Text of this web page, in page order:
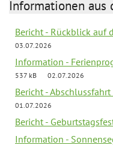
Informationen aus
Bericht - Rückblick auf
03.07.2026
Information -
537 kB
02.07.2026
Bericht -
01.07.2026
Bericht -
Information -